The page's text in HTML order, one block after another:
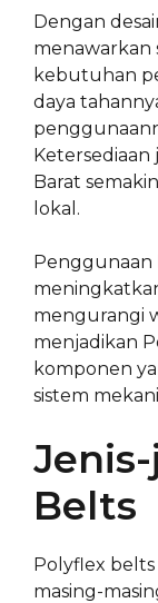
Dengan
menawarkan
kebutuhan
daya
Ketersediaan
Barat
lokal.
Penggunaan
mengurangi
menjadikan
komponen
sistem
Belts
Polyflex belts
masing-